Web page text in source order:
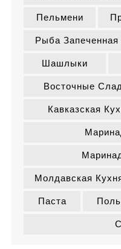
Пельмени
Рыба Запеченная
Шашлыки
Восточные
Кавказская
Молдавская
Паста